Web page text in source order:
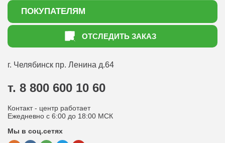
О нас
Акции
ПОКУПАТЕЛЯМ
Как оформить заказ
Статьи садоводу
Оптовым покупателям
Политика конфиденциальности
Публичная оферта
ОТСЛЕДИТЬ ЗАКАЗ
г. Челябинск пр. Ленина д.64
т. 8 800 600 10 60
Контакт - центр работает
Ежедневно с 6:00 до 18:00 МСК
Мы в соц.сетях